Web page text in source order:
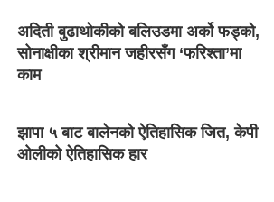
अदिती बुढाथोकीको बलिउडमा अर्को फड्को,
सोनाक्षीका श्रीमान जहीरसँग ‘फरिश्ता’मा
काम
झापा ५ बाट बालेनको ऐतिहासिक जित, केपी
ओलीको ऐतिहासिक हार